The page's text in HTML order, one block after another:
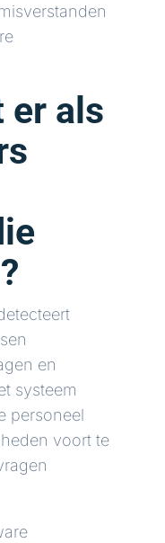
er als
en
systeem
personeel
voort te